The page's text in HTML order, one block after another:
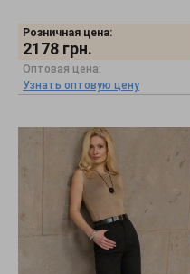
Розничная цена:
2178 грн.
Оптовая цена:
Узнать оптовую цену